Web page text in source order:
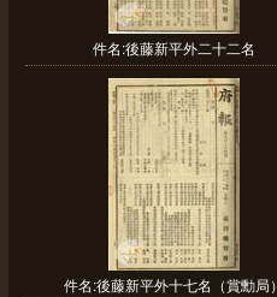
件名:後藤新平外二十二名
件名:後藤新平外十七名（賞勳局）